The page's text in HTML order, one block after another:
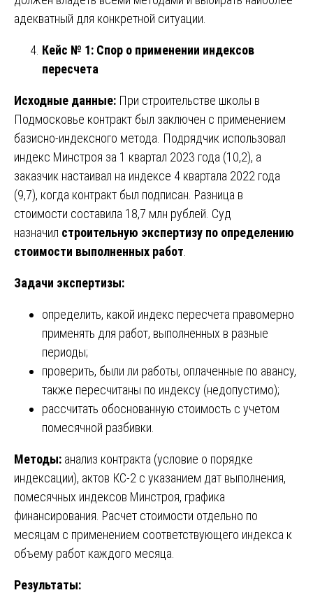
адекватный для конкретной ситуации.
Кейс № 1: Спор о применении индексов
пересчета
Исходные данные: При строительстве школы в
Подмосковье контракт был заключен с применением
базисно-индексного метода. Подрядчик использовал
индекс Минстроя за 1 квартал 2023 года (10,2), а
заказчик настаивал на индексе 4 квартала 2022 года
(9,7), когда контракт был подписан. Разница в
стоимости составила 18,7 млн рублей. Суд
назначил строительную экспертизу по определению
стоимости выполненных работ
Задачи экспертизы:
определить, какой индекс пересчета правомерно
применять для работ, выполненных в разные
периоды;
проверить, были ли работы, оплаченные по авансу,
также пересчитаны по индексу (недопустимо);
рассчитать обоснованную стоимость с учетом
помесячной разбивки.
Методы: анализ контракта (условие о порядке
индексации), актов КС-2 с указанием дат выполнения,
помесячных индексов Минстроя, графика
финансирования. Расчет стоимости отдельно по
месяцам с применением соответствующего индекса к
объему работ каждого месяца.
Результаты: